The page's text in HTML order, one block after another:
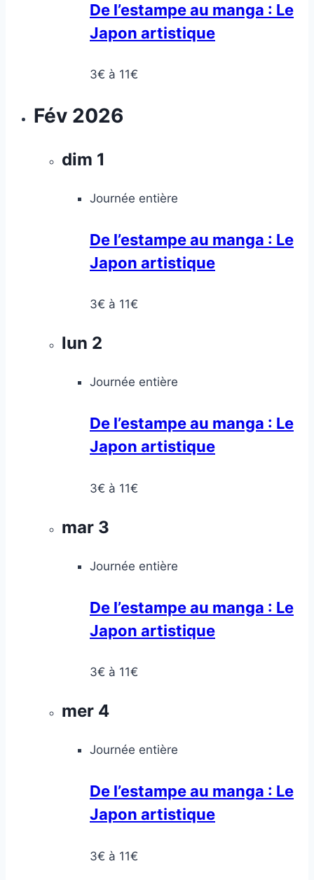
De l’estampe au manga : Le
Japon artistique
3€ à 11€
Fév 2026
dim 1
Journée entière
De l’estampe au manga : Le
Japon artistique
3€ à 11€
lun 2
Journée entière
De l’estampe au manga : Le
Japon artistique
3€ à 11€
mar 3
Journée entière
De l’estampe au manga : Le
Japon artistique
3€ à 11€
mer 4
Journée entière
De l’estampe au manga : Le
Japon artistique
3€ à 11€